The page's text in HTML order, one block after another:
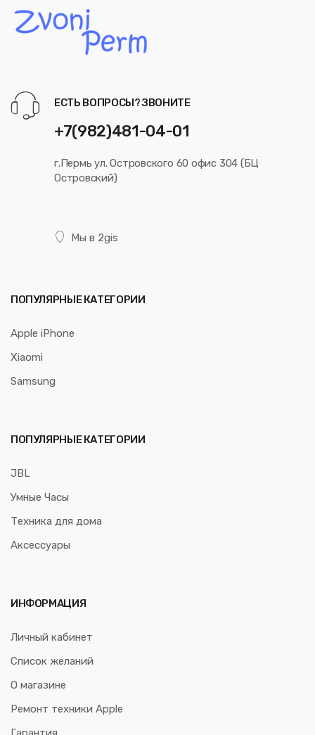
ЕСТЬ ВОПРОСЫ? ЗВОНИТЕ
+7(982)481-04-01
г.Пермь ул. Островского 60 офис 304 (БЦ
Островский)
Мы в 2gis
ПОПУЛЯРНЫЕ КАТЕГОРИИ
Apple iPhone
Xiaomi
Samsung
ПОПУЛЯРНЫЕ КАТЕГОРИИ
JBL
Умные Часы
Техника для дома
Аксессуары
ИНФОРМАЦИЯ
Личный кабинет
Список желаний
О магазине
Ремонт техники Apple